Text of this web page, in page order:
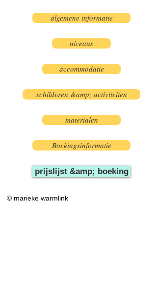
algemene informatie
niveaus
accommodatie
schilderen &amp; activiteiten
materialen
Boekingsinformatie
prijslijst &amp; boeking
© marieke warmlink